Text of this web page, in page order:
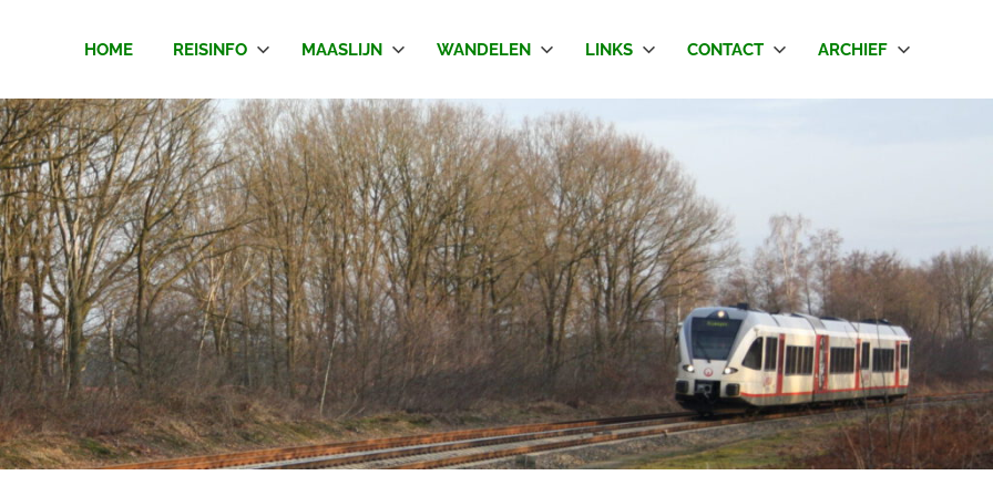
HOME REISINFO MAASLIJN WANDELEN LINKS CONTACT ARCHIEF